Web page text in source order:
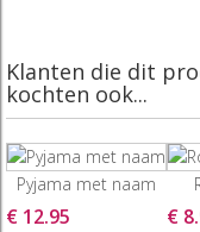
Klanten die dit
kochten ook...
Pyjama met naam
€ 12.95 €